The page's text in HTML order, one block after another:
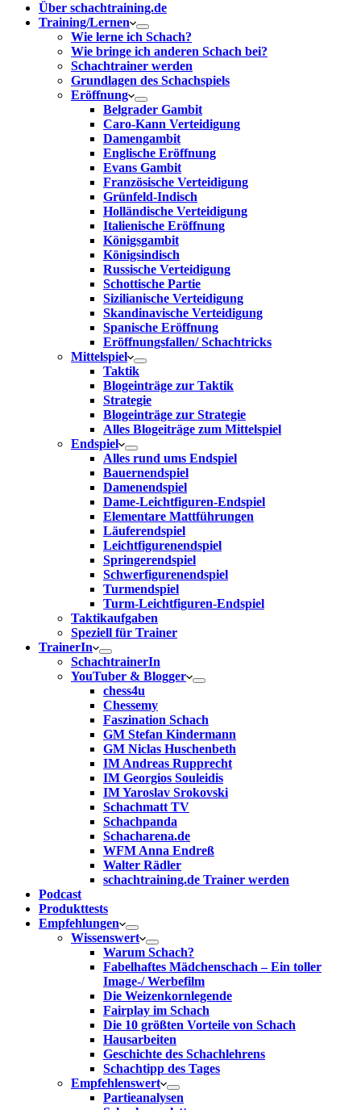
Über schachtraining.de
Training/Lernen
Wie lerne ich Schach?
Wie bringe ich anderen Schach bei?
Schachtrainer werden
Grundlagen des Schachspiels
Eröffnung
Belgrader Gambit
Caro-Kann Verteidigung
Damengambit
Englische Eröffnung
Evans Gambit
Französische Verteidigung
Grünfeld-Indisch
Holländische Verteidigung
Italienische Eröffnung
Königsgambit
Königsindisch
Russische Verteidigung
Schottische Partie
Sizilianische Verteidigung
Skandinavische Verteidigung
Spanische Eröffnung
Eröffnungsfallen/ Schachtricks
Mittelspiel
Taktik
Blogeinträge zur Taktik
Strategie
Blogeinträge zur Strategie
Alles Blogeiträge zum Mittelspiel
Endspiel
Alles rund ums Endspiel
Bauernendspiel
Damenendspiel
Dame-Leichtfiguren-Endspiel
Elementare Mattführungen
Läuferendspiel
Leichtfigurenendspiel
Springerendspiel
Schwerfigurenendspiel
Turmendspiel
Turm-Leichtfiguren-Endspiel
Taktikaufgaben
Speziell für Trainer
TrainerIn
SchachtrainerIn
YouTuber & Blogger
chess4u
Chessemy
Faszination Schach
GM Stefan Kindermann
GM Niclas Huschenbeth
IM Andreas Rupprecht
IM Georgios Souleidis
IM Yaroslav Srokovski
Schachmatt TV
Schachpanda
Schacharena.de
WFM Anna Endreß
Walter Rädler
schachtraining.de Trainer werden
Podcast
Produkttests
Empfehlungen
Wissenswert
Warum Schach?
Fabelhaftes Mädchenschach – Ein toller
Image-/ Werbefilm
Die Weizenkornlegende
Fairplay im Schach
Die 10 größten Vorteile von Schach‎
Hausarbeiten
Geschichte des Schachlehrens
Schachtipp des Tages
Empfehlenswert
Partieanalysen